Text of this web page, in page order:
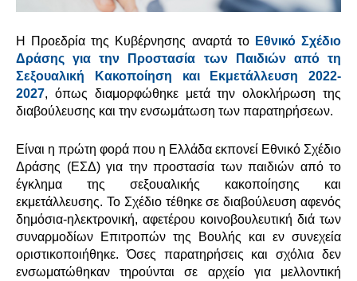
Η Προεδρία της Κυβέρνησης αναρτά το Εθνικό Σχέδιο
Δράσης για την Προστασία των Παιδιών από τη
Σεξουαλική Κακοποίηση και Εκμετάλλευση 2022-
2027, όπως διαμορφώθηκε μετά την ολοκλήρωση της
διαβούλευσης και την ενσωμάτωση των παρατηρήσεων.
Είναι η πρώτη φορά που η Ελλάδα εκπονεί Εθνικό Σχέδιο
Δράσης (ΕΣΔ) για την προστασία των παιδιών από το
έγκλημα της σεξουαλικής κακοποίησης και
εκμετάλλευσης. Το Σχέδιο τέθηκε σε διαβούλευση αφενός
δημόσια-ηλεκτρονική, αφετέρου κοινοβουλευτική διά των
συναρμοδίων Επιτροπών της Βουλής και εν συνεχεία
οριστικοποιήθηκε. Όσες παρατηρήσεις και σχόλια δεν
ενσωματώθηκαν τηρούνται σε αρχείο για μελλοντική